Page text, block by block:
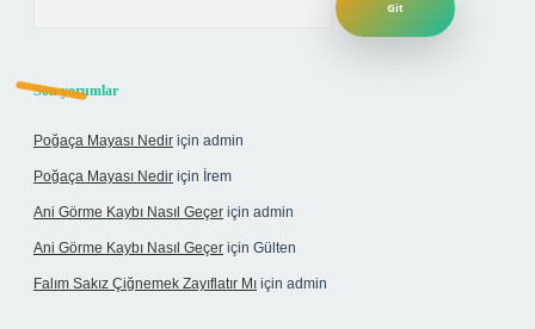
Son yorumlar
Poğaça Mayası Nedir için admin
Poğaça Mayası Nedir için İrem
Ani Görme Kaybı Nasıl Geçer için admin
Ani Görme Kaybı Nasıl Geçer için Gülten
Falım Sakız Çiğnemek Zayıflatır Mı için admin